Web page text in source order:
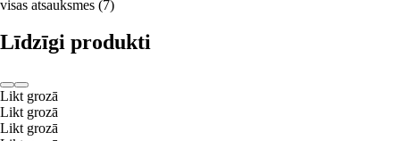
visas atsauksmes (7)
Līdzīgi produkti
Likt grozā
Likt grozā
Likt grozā